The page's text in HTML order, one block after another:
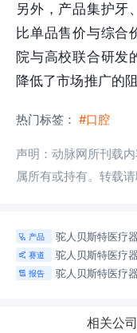
另外，产品集护牙
比单品售价与综合
院与高校联合研发
降低了市场推广的阻
热门标签： #口腔
声明：动脉网所刊载
属所有或持有。转载
 产品 驼人贝斯特医疗
 赛道 驼人贝斯特医疗
 报告 驼人贝斯特医疗
相关公司